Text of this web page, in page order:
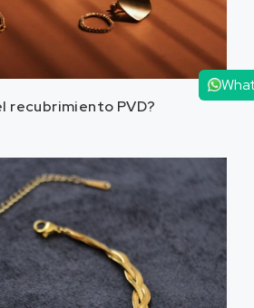
recubrimiento PVD?